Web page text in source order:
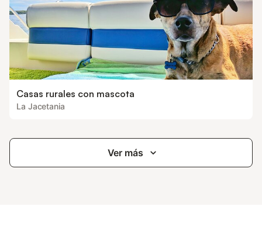
Casas rurales con mascota
La Jacetania
Ver más